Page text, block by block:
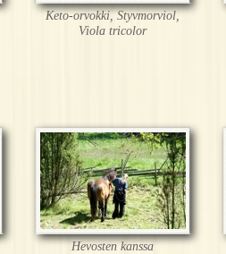
Keto-orvokki, Styvmorviol,
Viola tricolor
Hevosten kanssa